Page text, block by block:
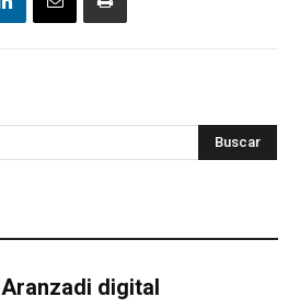
Buscar
Aranzadi digital